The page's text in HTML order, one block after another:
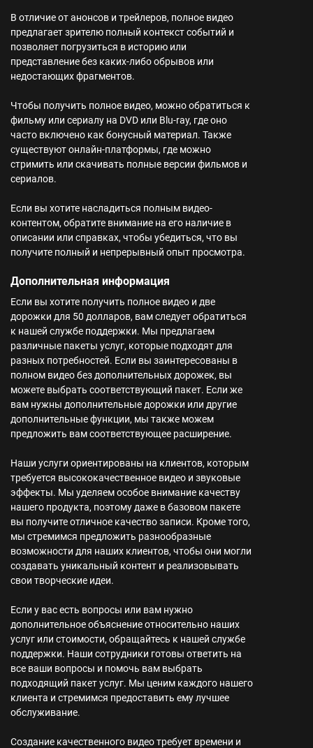
В отличие от анонсов и трейлеров, полное видео
предлагает зрителю полный контекст событий и
позволяет погрузиться в историю или
представление без каких-либо обрывов или
недостающих фрагментов.
Чтобы получить полное видео, можно обратиться к
фильму или сериалу на DVD или Blu-ray, где оно
часто включено как бонусный материал. Также
существуют онлайн-платформы, где можно
стримить или скачивать полные версии фильмов и
сериалов.
Если вы хотите насладиться полным видео-
контентом, обратите внимание на его наличие в
описании или справках, чтобы убедиться, что вы
получите полный и непрерывный опыт просмотра.
Дополнительная информация
Если вы хотите получить полное видео и две
дорожки для 50 долларов, вам следует обратиться
к нашей службе поддержки. Мы предлагаем
различные пакеты услуг, которые подходят для
разных потребностей. Если вы заинтересованы в
полном видео без дополнительных дорожек, вы
можете выбрать соответствующий пакет. Если же
вам нужны дополнительные дорожки или другие
дополнительные функции, мы также можем
предложить вам соответствующее расширение.
Наши услуги ориентированы на клиентов, которым
требуется высококачественное видео и звуковые
эффекты. Мы уделяем особое внимание качеству
нашего продукта, поэтому даже в базовом пакете
вы получите отличное качество записи. Кроме того,
мы стремимся предложить разнообразные
возможности для наших клиентов, чтобы они могли
создавать уникальный контент и реализовывать
свои творческие идеи.
Если у вас есть вопросы или вам нужно
дополнительное объяснение относительно наших
услуг или стоимости, обращайтесь к нашей службе
поддержки. Наши сотрудники готовы ответить на
все ваши вопросы и помочь вам выбрать
подходящий пакет услуг. Мы ценим каждого нашего
клиента и стремимся предоставить ему лучшее
обслуживание.
Создание качественного видео требует времени и